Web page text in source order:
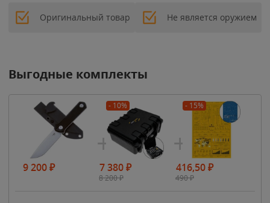
Оригинальный товар Не является оружием
Выгодные комплекты
9 200₽
- 10%
7 380₽
8 200₽
- 15%
416,50₽
490₽